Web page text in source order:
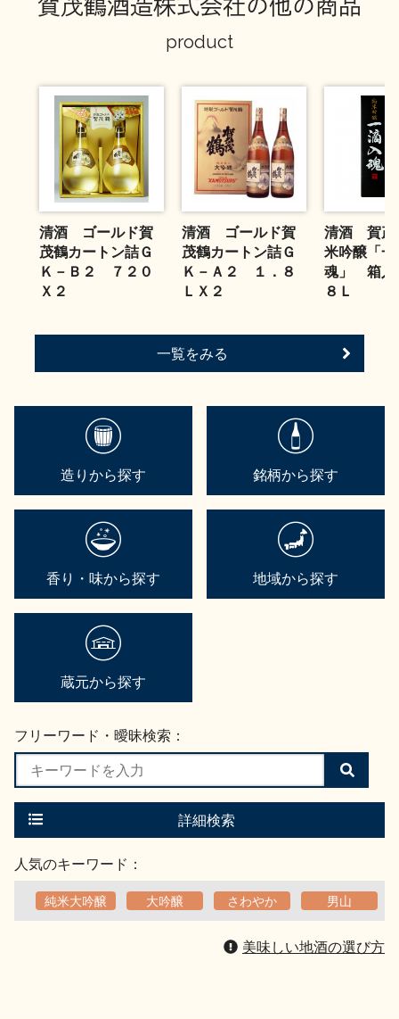
お問い合わせ
賀茂鶴酒造株式会社の他の商品
product
清酒 ゴールド賀
茂鶴カートン詰Ｇ
Ｋ－Ｂ２ ７２０
Ｘ２
清酒 ゴールド賀
茂鶴カートン詰Ｇ
Ｋ－Ａ２ １．８
ＬＸ２
清酒 賀
米吟醸「一
魂」 箱
８Ｌ
一覧をみる
造りから探す 銘柄から探す
香り・味から探す 地域から探す
蔵元から探す
フリーワード・曖昧検索：
検
索
す
詳細検索
人気のキーワード：
純米大吟醸 大吟醸 さわやか 男山
美味しい地酒の選び方